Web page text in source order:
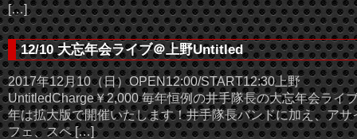
[…]
12/10 大忘年会ライブ＠上野Untitled
2017年12月10（日）OPEN12:00/START12:30上野
UntitledCharge￥2,000 毎年恒例の井手隊長の大忘年会ライ
年は拡大版で開催いたします！井手隊長バンドに加え、アサ
フェ、スペ […]